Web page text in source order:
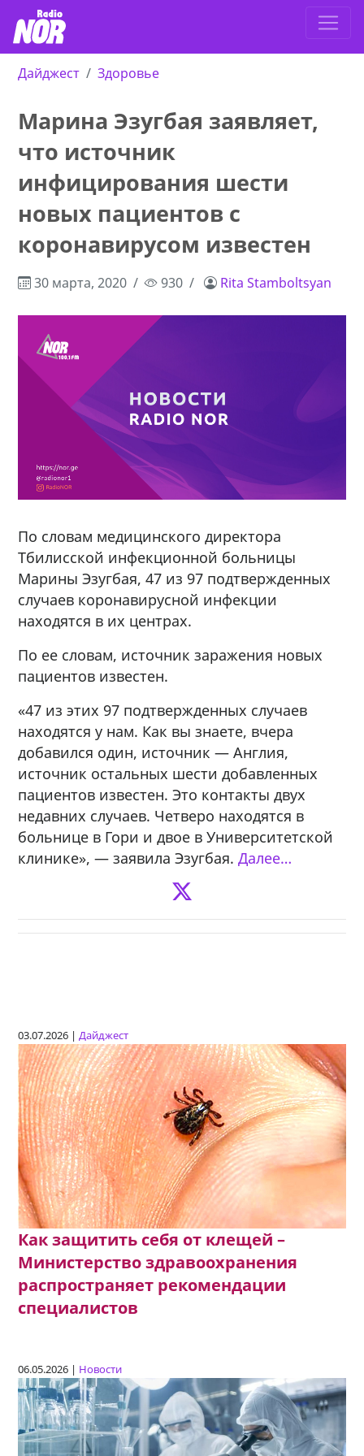
Дайджест Здоровье
Марина Эзугбая заявляет,
что источник
инфицирования шести
новых пациентов с
коронавирусом известен
30 марта, 2020 930 Rita Stamboltsyan
По словам медицинского директора
Тбилисской инфекционной больницы
Марины Эзугбая, 47 из 97 подтвержденных
случаев коронавирусной инфекции
находятся в их центрах.
По ее словам, источник заражения новых
пациентов известен.
«47 из этих 97 подтвержденных случаев
находятся у нам. Как вы знаете, вчера
добавился один, источник — Англия,
источник остальных шести добавленных
пациентов известен. Это контакты двух
недавних случаев. Четверо находятся в
больнице в Гори и двое в Университетской
клинике», — заявила Эзугбая.Далее…
03.07.2026 |Дайджест
Как защитить себя от клещей –
Министерство здравоохранения
распространяет рекомендации
специалистов
06.05.2026 | Новости